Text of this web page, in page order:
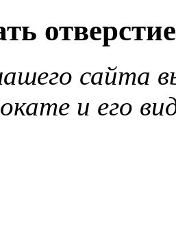
сайта
и его